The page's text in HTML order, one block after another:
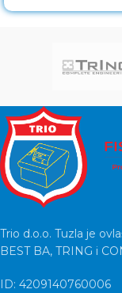
Trio d.o.o. Tuzla je
BEST BA, TRING i
ID: 4209140760006